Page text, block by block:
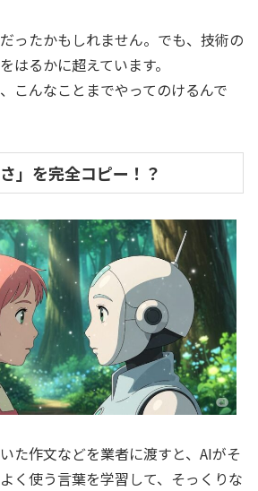
ったかもしれません。でも、技術の
はるかに超えています。
こんなことまでやってのけるんで
」を完全コピー！？
た作文などを業者に渡すと、AIがそ
く使う言葉を学習して、そっくりな